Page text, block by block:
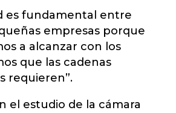
es fundamental entre
empresas porque
a alcanzar con los
que las cadenas
requieren”.
el estudio de la cámara